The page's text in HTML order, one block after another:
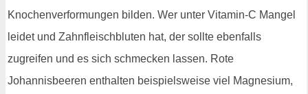
Knochenverformungen bilden. Wer unter Vitamin-C Mangel
leidet und Zahnfleischbluten hat, der sollte ebenfalls
zugreifen und es sich schmecken lassen. Rote
Johannisbeeren enthalten beispielsweise viel Magnesium,